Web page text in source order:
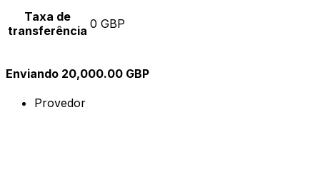
Taxa de
transferência 0 GBP
Enviando 20,000.00 GBP
Provedor